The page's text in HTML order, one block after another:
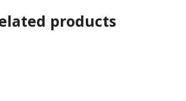
products